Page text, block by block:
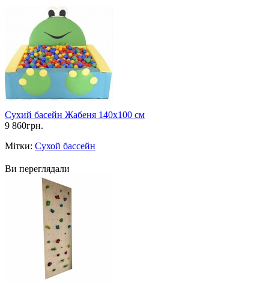
Сухий басейн Жабеня 140х100 см
9 860грн.
Мітки: Сухой бассейн
Ви переглядали